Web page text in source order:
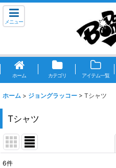
メニュー
ホーム カテゴリ アイテム一覧
ホーム > ジョングラッコー > Tシャツ
Tシャツ
6件